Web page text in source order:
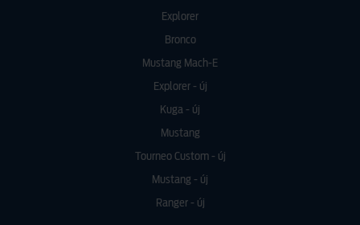
Explorer
Bronco
Mustang Mach-E
Explorer - új
Kuga - új
Mustang
Tourneo Custom - új
Mustang - új
Ranger - új